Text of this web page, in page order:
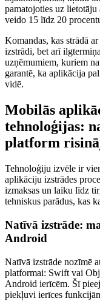
pamatojoties uz lietotāju
veido 15 līdz 20
Komandas, kas strādā ar
izstrādi, bet arī
uzņēmumiem, kuriem
garantē, ka aplikācija
vidē.
Mobilās
tehnoloģijas:
platform
Tehnoloģiju izvēle ir
aplikāciju izstrādes
izmaksas un laiku līdz
tehniskus parādus, kas
Natīvā izstrāde:
Android
Natīvā izstrāde nozīmē
platformai: Swift vai
Android ierīcēm. Šī
piekļuvi ierīces